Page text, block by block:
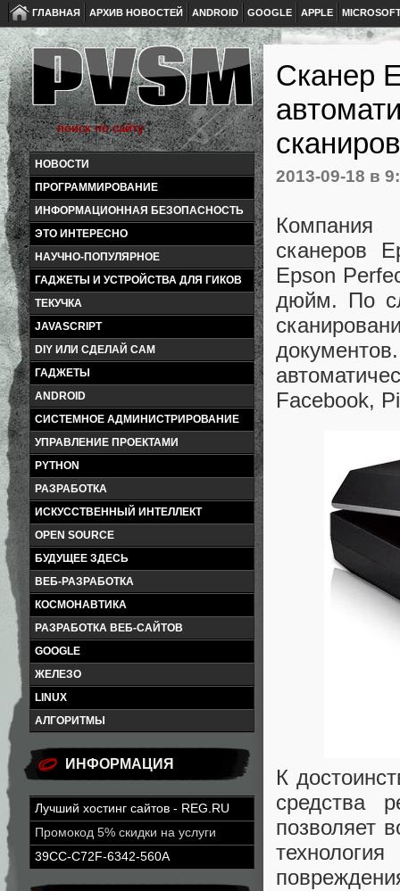
ГЛАВНАЯ АРХИВ НОВОСТЕЙ ANDROID GOOGLE APPLE
НОВОСТИ
ПРОГРАММИРОВАНИЕ
ИНФОРМАЦИОННАЯ БЕЗОПАСНОСТЬ
ЭТО ИНТЕРЕСНО
НАУЧНО-ПОПУЛЯРНОЕ
ГАДЖЕТЫ И УСТРОЙСТВА ДЛЯ ГИКОВ
ТЕКУЧКА
JAVASCRIPT
DIY ИЛИ СДЕЛАЙ САМ
ГАДЖЕТЫ
ANDROID
СИСТЕМНОЕ АДМИНИСТРИРОВАНИЕ
УПРАВЛЕНИЕ ПРОЕКТАМИ
PYTHON
РАЗРАБОТКА
ИСКУССТВЕННЫЙ ИНТЕЛЛЕКТ
OPEN SOURCE
БУДУЩЕЕ ЗДЕСЬ
ВЕБ-РАЗРАБОТКА
КОСМОНАВТИКА
РАЗРАБОТКА ВЕБ-САЙТОВ
GOOGLE
ЖЕЛЕЗО
LINUX
АЛГОРИТМЫ
ИНФОРМАЦИЯ
Лучший хостинг сайтов - REG.RU
Промокод 5% скидки на услуги
39CC-C72F-6342-560A
Сканер
2013-09-18 в
Компания
сканеров
Epson
дюйм. По
Facebook,
К
средства
позволяет